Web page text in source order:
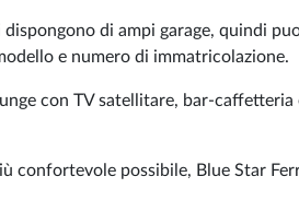
di ampi garage, quindi
e numero di immatricolazione.
con TV satellitare, bar-
confortevole possibile, Blue Star